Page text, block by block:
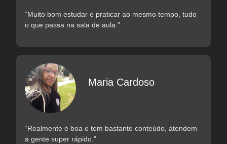
“Muito bom estudar e praticar ao mesmo tempo, tudo
o que passa na sala de aula.”
Maria Cardoso
“Realmente é boa e tem bastante conteúdo, atendem
a gente super rápido.”